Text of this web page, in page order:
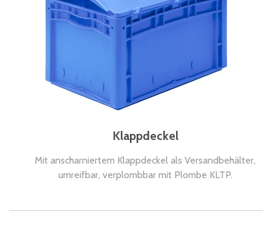
Klappdeckel
Mit anscharniertem Klappdeckel als Versandbehälter,
umreifbar, verplombbar mit Plombe KLTP.